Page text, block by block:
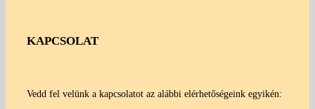
KAPCSOLAT
Vedd fel velünk a kapcsolatot az alábbi elérhetőségeink egyikén: